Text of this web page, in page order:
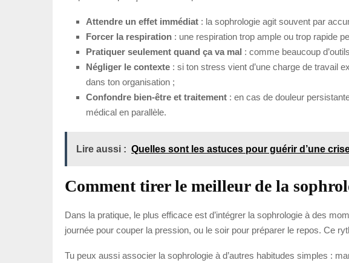
Attendre un effet immédiat : la sophrologie agit souvent par
Forcer la respiration : une respiration trop ample ou trop rapide
Pratiquer seulement quand ça va mal : comme beaucoup
Négliger le contexte : si ton stress vient d’une charge de travail
dans ton organisation ;
Confondre bien-être et traitement : en cas de douleur
médical en parallèle.
Lire aussi : Quelles sont les astuces pour guérir d’une
Comment tirer le meilleur de la
Dans la pratique, le plus efficace est d’intégrer la sophrologie à des
journée pour couper la pression, ou le soir pour préparer le repos. Ce
Tu peux aussi associer la sophrologie à d’autres habitudes simples :